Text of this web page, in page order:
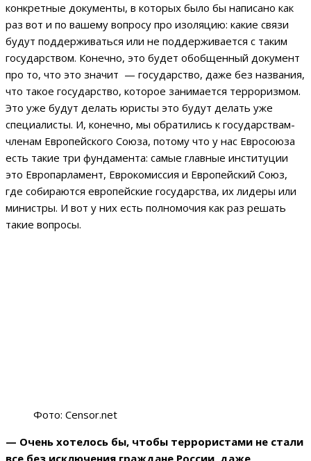
конкретные документы, в которых было бы написано как
раз вот и по вашему вопросу про изоляцию: какие связи
будут поддерживаться или не поддерживается с таким
государством. Конечно, это будет обобщенный документ
про то, что это значит — государство, даже без названия,
что такое государство, которое занимается терроризмом.
Это уже будут делать юристы это будут делать уже
специалисты. И, конечно, мы обратились к государствам-
членам Европейского Союза, потому что у нас Евросоюза
есть такие три фундамента: самые главные институции
это Европарламент, Еврокомиссия и Европейский Союз,
где собираются европейские государства, их лидеры или
министры. И вот у них есть полномочия как раз решать
такие вопросы.
Фото: Censor.net
— Очень хотелось бы, чтобы террористами не стали